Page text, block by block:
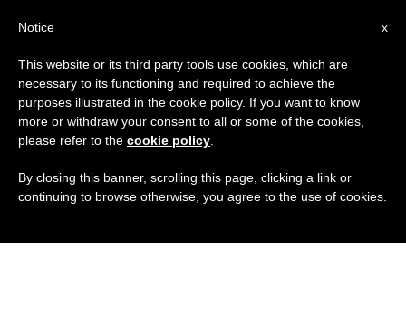
x
Notice
This website or its third party tools use cookies, which are
necessary to its functioning and required to achieve the
purposes illustrated in the cookie policy. If you want to know
more or withdraw your consent to all or some of the cookies,
please refer to the cookie policy
By closing this banner, scrolling this page, clicking a link or
continuing to browse otherwise, you agree to the use of cookies.